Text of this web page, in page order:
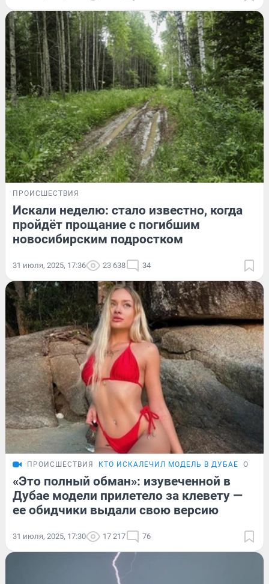
ПРОИСШЕСТВИЯ
Искали неделю: стало известно, когда
пройдёт прощание с погибшим
новосибирским подростком
31 июля, 2025, 17:36 23 638 34
ПРОИСШЕСТВИЯ КТО ИСКАЛЕЧИЛ МОДЕЛЬ В ДУБАЕ ОБЗОР
«Это полный обман»: изувеченной в
Дубае модели прилетело за клевету —
ее обидчики выдали свою версию
31 июля, 2025, 17:30 17 217 76